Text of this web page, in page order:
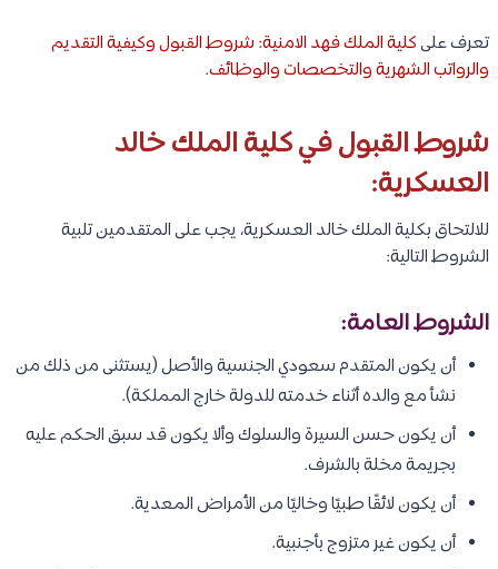
تعرف علىكلية الملك فهد الامنية: شروط القبول وكيفية التقديم
والرواتب الشهرية والتخصصات والوظائف.
شروط القبول في كلية الملك خالد
العسكرية:
للالتحاق بكلية الملك خالد العسكرية، يجب على المتقدمين تلبية
الشروط التالية:
الشروط العامة:
أن يكون المتقدم سعودي الجنسية والأصل (يستثنى من ذلك من
نشأ مع والده أثناء خدمته للدولة خارج المملكة).
أن يكون حسن السيرة والسلوك وألا يكون قد سبق الحكم عليه
بجريمة مخلة بالشرف.
أن يكون لائقًا طبيًا وخاليًا من الأمراض المعدية.
أن يكون غير متزوج بأجنبية.